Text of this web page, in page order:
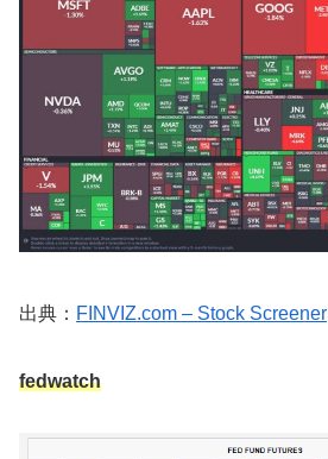
出典： FINVIZ.com – Stock Screener
fedwatch